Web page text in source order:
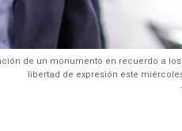
de un monumento en recuerdo a
libertad de expresión este